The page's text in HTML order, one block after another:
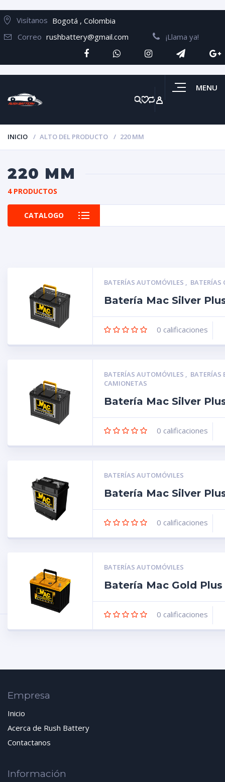
Visítanos Bogotá , Colombia
Correo rushbattery@gmail.com ¡Llama ya!
MENU
INICIO ALTO DEL PRODUCTO 220 MM
220 MM
4 PRODUCTOS
CATALOGO
BATERÍAS AUTOMÓVILES , BATERÍAS
Batería Mac Silver
0 calificaciones
BATERÍAS AUTOMÓVILES , BATERÍAS
CAMIONETAS
Batería Mac Silver
0 calificaciones
BATERÍAS AUTOMÓVILES
Batería Mac Silver
0 calificaciones
BATERÍAS AUTOMÓVILES
Batería Mac Gold Plus
0 calificaciones
Empresa
Inicio
Acerca de Rush Battery
Contactanos
Información